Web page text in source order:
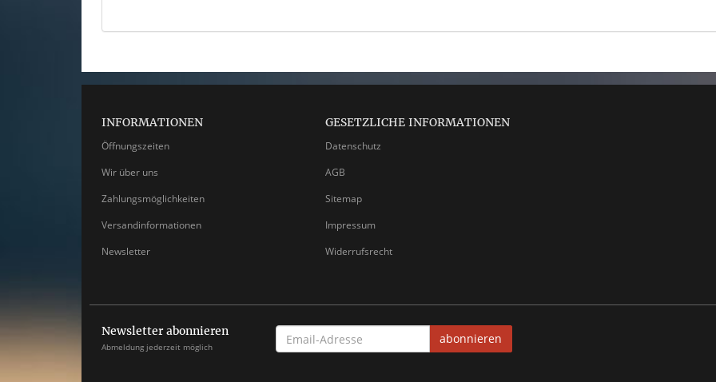
INFORMATIONEN
Öffnungszeiten
Wir über uns
Zahlungsmöglichkeiten
Versandinformationen
Newsletter
GESETZLICHE INFORMATIONEN
Datenschutz
AGB
Sitemap
Impressum
Widerrufsrecht
Newsletter abonnieren
Abmeldung jederzeit möglich
EMAIL-
ADRESSE
abonnieren